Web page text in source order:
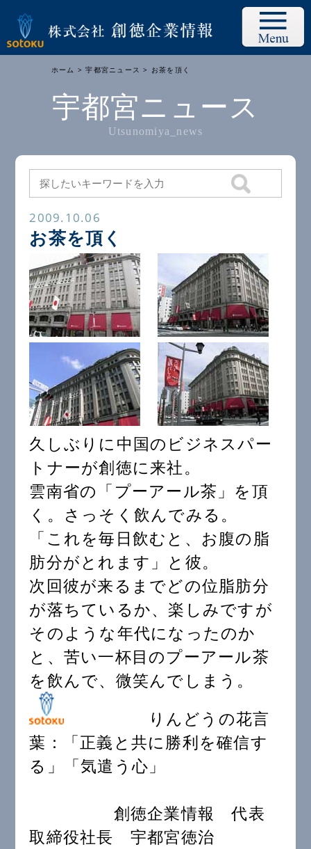
ホーム >宇都宮ニュース > お茶を頂く
宇都宮ニュース
Utsunomiya_news
2009.10.06
お茶を頂く
久しぶりに中国のビジネスパー
トナーが創徳に来社。
雲南省の「プーアール茶」を頂
く。さっそく飲んでみる。
「これを毎日飲むと、お腹の脂
肪分がとれます」と彼。
次回彼が来るまでどの位脂肪分
が落ちているか、楽しみですが
そのような年代になったのか
と、苦い一杯目のプーアール茶
を飲んで、微笑んでしまう。
りんどうの花言
葉：「正義と共に勝利を確信す
る」「気遣う心」
創徳企業情報 代表
取締役社長 宇都宮徳治